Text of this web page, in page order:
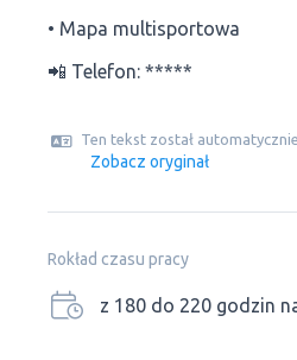
• Mapa multisportowa
📲 Telefon: *****
Ten tekst został
Zobacz oryginał
Rokład czasu pracy
z 180 do 220 godzin